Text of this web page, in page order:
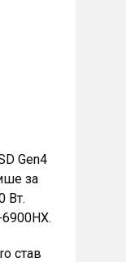
Gen4
за
Вт.
став